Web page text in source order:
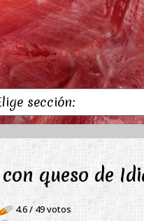
queso de
4.6 / 49votos